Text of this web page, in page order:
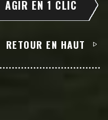
AGIR EN 1 CLIC
RETOUR EN HAUT